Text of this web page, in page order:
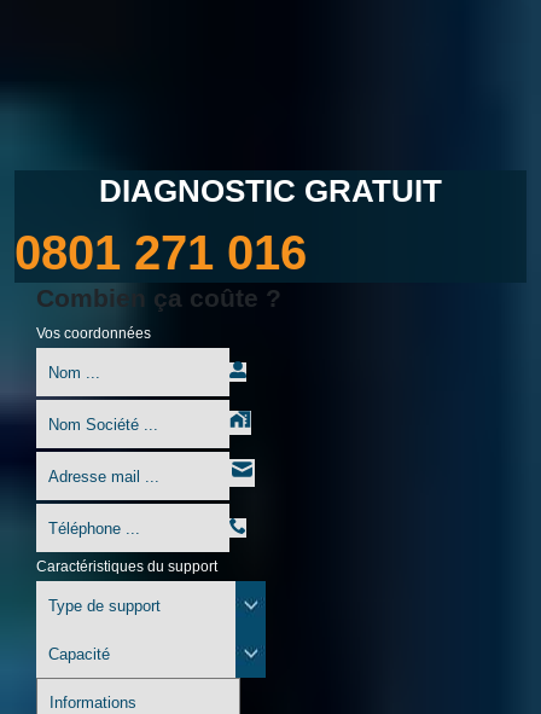
DIAGNOSTIC GRATUIT
0801 271 016
Combien ça coûte ?
Vos coordonnées
Caractéristiques du support